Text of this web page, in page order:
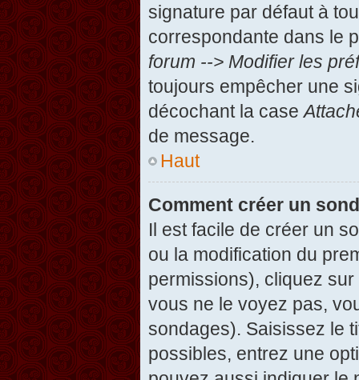
signature par défaut à
correspondante dans le
forum --> Modifier les
toujours empêcher une
décochant la case
de message.
Haut
Comment créer un
Il est facile de créer un
ou la modification du
permissions), cliquez sur
vous ne le voyez pas,
sondages). Saisissez le
possibles, entrez une